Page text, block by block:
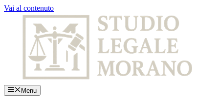
Vai al contenuto
Menu